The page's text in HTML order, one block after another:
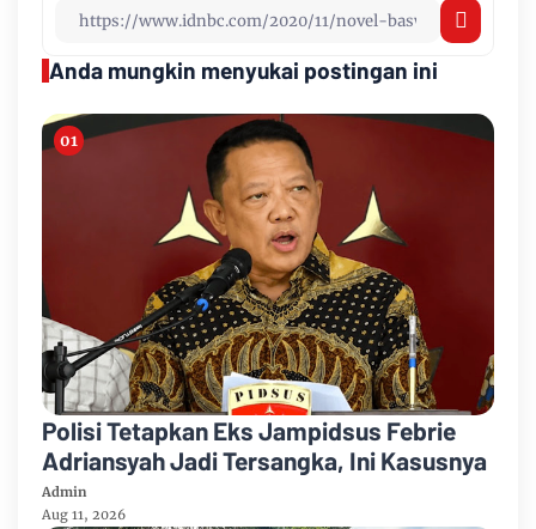
Anda mungkin menyukai postingan ini
Polisi Tetapkan Eks Jampidsus Febrie
Adriansyah Jadi Tersangka, Ini Kasusnya
Admin
Aug 11, 2026